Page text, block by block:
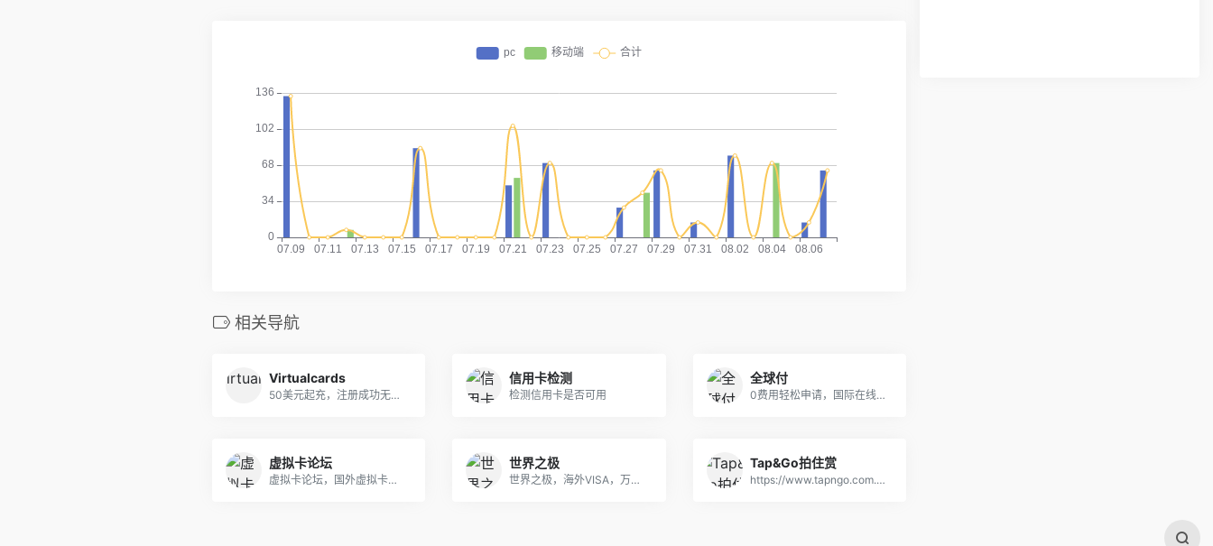
相关导航
Virtualcards
50美元起充，注册成功无需充值既可出卡号，支持支付宝充值
信用卡检测
检测信用卡是否可用
全球付
0费用轻松申请，国际在线购物新体验
虚拟卡论坛
虚拟卡论坛，国外虚拟卡开卡渠道分享 本站特供可用于paypal、wechat alipay google play、app store、battle、amazon等支持visa和Mastercard网站的预付卡或礼品卡！ 可用于验证 充值卡、认证 激活卡、绑定、 消费等用途。 另外如果您有其他需求也可告诉我们，我们提供各种场合适合使用的虚拟卡！ 信用卡论坛虚拟卡排行榜： 一、coinizy：支持微信支付宝（挂） 二、 ecoPayz Card：支持网上银行（欧洲） 三、 浦发银行 E-GO 虚拟卡：功能强大 四、spectrocard：支持电子钱包（挂） 五、Gpluscard:中文客服，支持人民币（挂） 六、coinsbank：支持完美货币（挂） 七、 uquid：支持虚拟币（挂） 八、 wirex app visa:支持虚拟币（欧洲证明） 九、 payeer：申请便宜（挂） 十、 advcash：除此申请优惠（挂） 十一、 moneypolo：英国虚拟卡（实名认证） 十二、 payoneer：附带国外银行账户 十三、 entropay虚拟卡：充值困难（挂） 十四、 globalcash香港虚拟卡：支持网银充值 十五、OKpay：开卡15刀，费用较高（挂） 十六、中国爱汇旅支卡：实体卡，50元开卡 十七、USUnlocked虚拟卡收费15美元（挂） 十八、德国mycard2go虚拟卡，电汇充值 十九、Tap&amp;go（拍住赏）:有虚拟卡和实体卡 二十、 transforex（通汇香港旅支卡）:实体卡 二十一、33finance：三三金融预付卡 实体卡
世界之极
世界之极，海外VISA，万事达虚拟卡
Tap&Go拍住赏
https://www.tapngo.com.hk/chi/index.html